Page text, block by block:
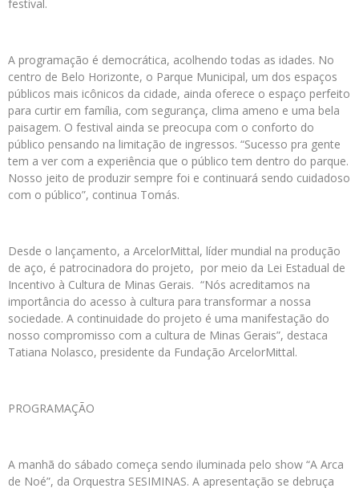
festival.
A programação é democrática, acolhendo todas as idades. No
centro de Belo Horizonte, o Parque Municipal, um dos espaços
públicos mais icônicos da cidade, ainda oferece o espaço perfeito
para curtir em família, com segurança, clima ameno e uma bela
paisagem. O festival ainda se preocupa com o conforto do
público pensando na limitação de ingressos. “Sucesso pra gente
tem a ver com a experiência que o público tem dentro do parque.
Nosso jeito de produzir sempre foi e continuará sendo cuidadoso
com o público”, continua Tomás.
Desde o lançamento, a ArcelorMittal, líder mundial na produção
de aço, é patrocinadora do projeto, por meio da Lei Estadual de
Incentivo à Cultura de Minas Gerais. “Nós acreditamos na
importância do acesso à cultura para transformar a nossa
sociedade. A continuidade do projeto é uma manifestação do
nosso compromisso com a cultura de Minas Gerais”, destaca
Tatiana Nolasco, presidente da Fundação ArcelorMittal.
PROGRAMAÇÃO
A manhã do sábado começa sendo iluminada pelo show “A Arca
de Noé”, da Orquestra SESIMINAS. A apresentação se debruça